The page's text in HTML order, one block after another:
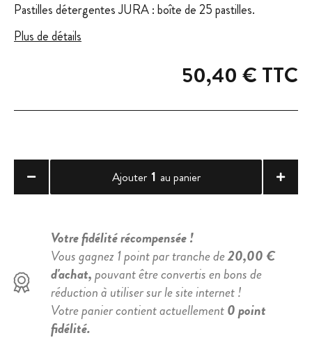
Pastilles détergentes JURA : boîte de 25 pastilles.
Plus de détails
50,40 € TTC
Ajouter 1 au panier
Votre fidélité récompensée !
Vous gagnez 1 point par tranche de20,00 €
d'achat,pouvant être convertis en bons de
réduction à utiliser sur le site internet !
Votre panier contient actuellement0 point
fidélité.